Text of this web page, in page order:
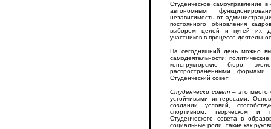
Студенческое самоуправление
автономным
независимость от
постоянного обновления
выбором целей и путей их
участников в процессе
На сегодняшний день можно
самодеятельности:
конструкторские бюро,
распространенными
Студенческий совет.
Студенчески совет – это место
устойчивыми интересами.
создании условий,
спортивном, творческом и
Студенческого совета в
социальные роли, такие как